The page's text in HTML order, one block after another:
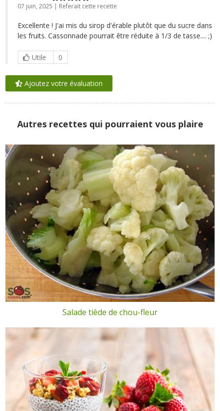
07 juin, 2025 | Referait cette recette
Excellente ! J'ai mis du sirop d'érable plutôt que du sucre dans
les fruits. Cassonnade pourrait être réduite à 1/3 de tasse.... ;)
Utile 0
Ajoutez votre évaluation
Autres recettes qui pourraient vous plaire
Salade tiède de chou-fleur